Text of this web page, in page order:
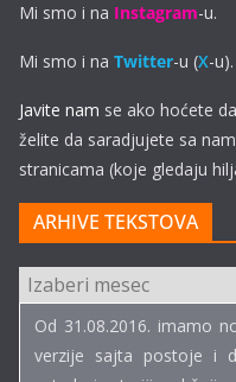
Mi smo i na Instagram-u.
Mi smo i na Twitter-u (X-u).
Javite nam se ako hoćete
želite da saradjujete sa
stranicama (koje gledaju
ARHIVE TEKSTOVA
ARHIVE
TEKSTOVA
Od 31.08.2016. imamo
verzije sajta postoje i